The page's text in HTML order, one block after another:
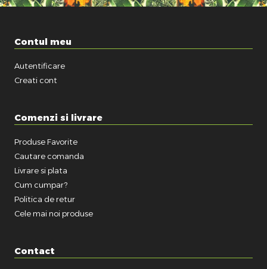
Contul meu
Autentificare
Creati cont
Comenzi si livrare
Produse Favorite
Cautare comanda
Livrare si plata
Cum cumpar?
Politica de retur
Cele mai noi produse
Contact